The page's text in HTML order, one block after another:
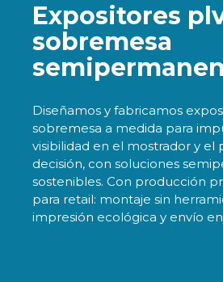
Expositores
sobremesa
Diseñamos y fabricamos
sobremesa a medida para
visibilidad en el mostrador y el
decisión, con soluciones
sostenibles. Con producción
para retail: montaje sin
impresión ecológica y envío